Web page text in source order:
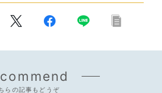
らの記事もどうぞ